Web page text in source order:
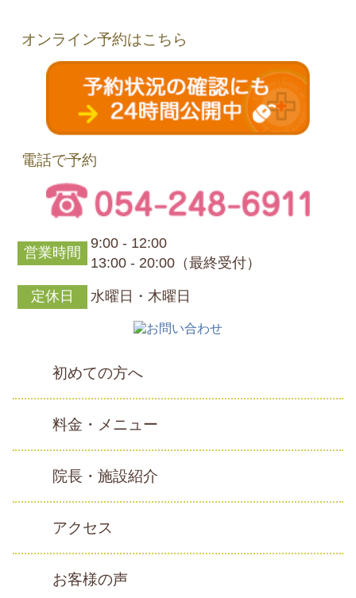
オンライン予約はこちら
電話で予約
営業時間
9:00 - 12:00
13:00 - 20:00（最終受付）
定休日 水曜日・木曜日
初めての方へ
料金・メニュー
院長・施設紹介
アクセス
お客様の声